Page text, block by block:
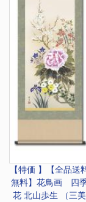
【特価 】【全品送
無料】 花鳥画 四
花 北山歩生 （三美